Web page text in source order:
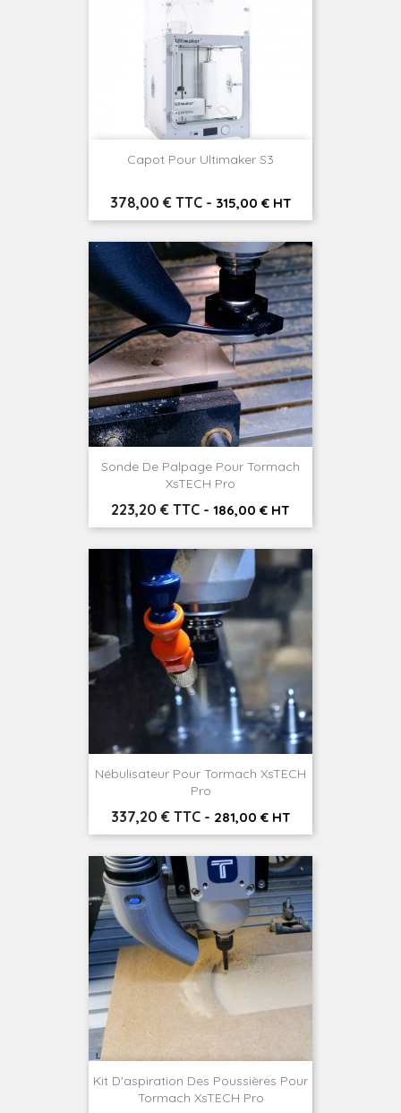
Capot Pour Ultimaker S3
Prix
378,00 € TTC - 315,00 € HT
Sonde De Palpage Pour Tormach
XsTECH Pro
Prix
223,20 € TTC - 186,00 € HT
Nébulisateur Pour Tormach XsTECH
Pro
Prix
337,20 € TTC - 281,00 € HT
Kit D'aspiration Des Poussières Pour
Tormach XsTECH Pro